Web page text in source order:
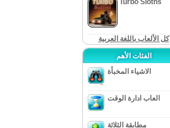
Turbo Sloths
كل الألعاب باللغة العربية
الفئات الأهم
الاشياء المخبأة
العاب ادارة الوقت
مطابقة الثلاثة